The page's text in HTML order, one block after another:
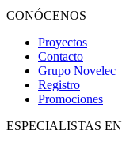
CONÓCENOS
Proyectos
Contacto
Grupo Novelec
Registro
Promociones
ESPECIALISTAS EN